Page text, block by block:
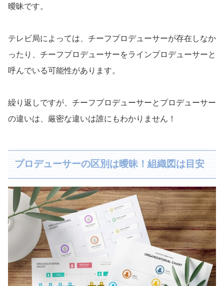
曖昧です。
テレビ局によっては、チーフプロデューサーが存在しなか
ったり、チーフプロデューサーをラインプロデューサーと
呼んでいる可能性があります。
繰り返しですが、チーフプロデューサーとプロデューサー
の違いは、厳密な違いは誰にもわかりません！
プロデューサーの区別は曖昧！組織図は目安